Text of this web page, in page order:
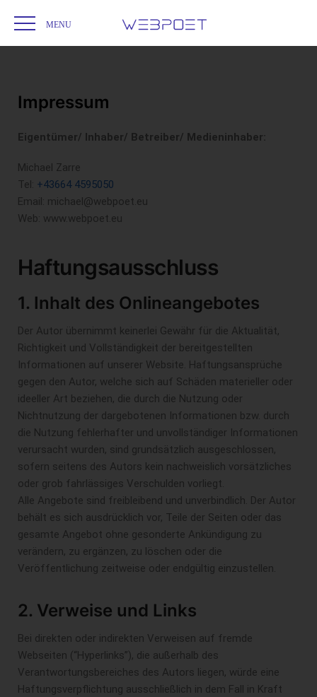
Startseite
Impressum
Eigentümer/ Inhaber/ Betreiber/ Medieninhaber:
Michael Zarre
Tel: +43664 4595050
Email: michael@webpoet.eu
Web: www.webpoet.eu
Haftungsausschluss
1. Inhalt des Onlineangebotes
Der Autor übernimmt keinerlei Gewähr für die Aktualität,
Richtigkeit und Vollständigkeit der bereitgestellten
Informationen auf unserer Website. Haftungsansprüche
gegen den Autor, welche sich auf Schäden materieller oder
ideeller Art beziehen, die durch die Nutzung oder
Nichtnutzung der dargebotenen Informationen bzw. durch
die Nutzung fehlerhafter und unvollständiger Informationen
verursacht wurden, sind grundsätzlich ausgeschlossen,
sofern seitens des Autors kein nachweislich vorsätzliches
oder grob fahrlässiges Verschulden vorliegt.
Alle Angebote sind freibleibend und unverbindlich. Der Autor
behält es sich ausdrücklich vor, Teile der Seiten oder das
gesamte Angebot ohne gesonderte Ankündigung zu
verändern, zu ergänzen, zu löschen oder die
Veröffentlichung zeitweise oder endgültig einzustellen.
2. Verweise und Links
Bei direkten oder indirekten Verweisen auf fremde
Webseiten (“Hyperlinks”), die außerhalb des
Verantwortungsbereiches des Autors liegen, würde eine
Haftungsverpflichtung ausschließlich in dem Fall in Kraft